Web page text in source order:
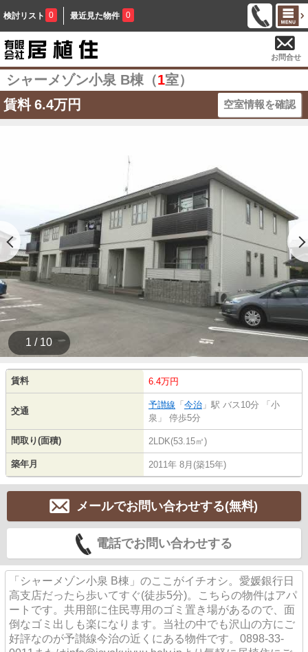
検討リスト 0 最近見た物件 0
お問合せ
シャーメゾン小泉 B棟（1室）
賃料 6.4万円 空室情報を確認
1 / 10
賃料 6.4万円
交通
予讃線 「 今治 」駅 バス10分 「小
泉」 停歩5分
間取り(面積) 2LDK(53.15㎡)
築年月 2011年 8月(築15年)
メールでお問い合わせする(無料)
電話でお問い合わせする
「シャーメゾン小泉 B棟」のここがイチオシ。愛媛銀行日
高支店だったら歩いてすぐ(徒歩5分)。こちらの物件はアパ
ートです。共用部に住民専用のゴミ置き場があるので、面
倒なゴミ出しも楽になります。当社の中でも沢山の方にご
好評なのが予讃線今治の近くにある物件です。0898-33-